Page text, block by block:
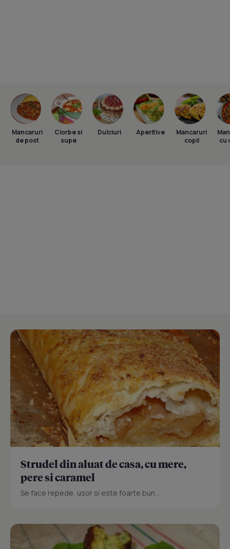
Mancaruri
de post
Ciorbe si
supe
Dulciuri Aperitive
Mancaruri
copii
cu
Strudel din aluat de casa, cu mere,
pere si caramel
Se face repede, usor si este foarte bun...